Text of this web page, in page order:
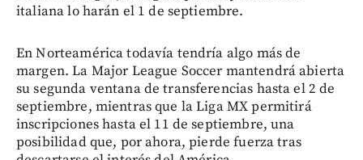
italiana lo harán el 1 de septiembre.
En Norteamérica todavía tendría algo más de
margen. La Major League Soccer mantendrá abierta
su segunda ventana de transferencias hasta el 2 de
septiembre, mientras que la Liga MX permitirá
inscripciones hasta el 11 de septiembre, una
posibilidad que, por ahora, pierde fuerza tras